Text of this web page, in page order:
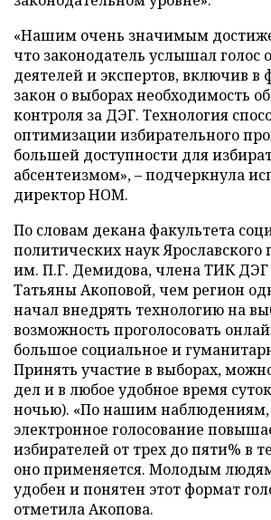
«Нашим очень значимым
что законодатель услышал голос
деятелей и экспертов, включив
закон о выборах необходимость
контроля за ДЭГ. Технология
оптимизации избирательного
большей доступности для
абсентеизмом», – подчеркнула
директор НОМ.
По словам декана факультета
политических наук Ярославского
им. П.Г. Демидова, члена ТИК
Татьяны Акоповой, чем регион
начал внедрять технологию на
возможность проголосовать
большое социальное и
Принять участие в выборах,
дел и в любое удобное время
ночью). «По нашим наблюдениям,
электронное голосование
избирателей от трех до пяти% в
оно применяется. Молодым
удобен и понятен этот формат
отметила Акопова.